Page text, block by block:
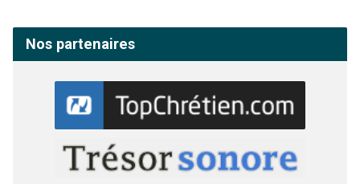
Nos partenaires